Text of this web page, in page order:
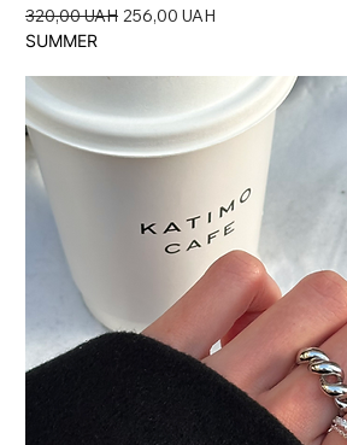
Звичайна ціна
320,00 UAH За розпродажем
256,00 UAH
SUMMER